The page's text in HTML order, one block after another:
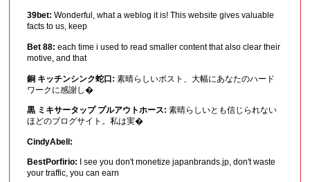
39bet: Wonderful, what a weblog it is! This website gives valuable
facts to us, keep
Bet 88: each time i used to read smaller content that also clear their
motive, and that
銅 キッチンシンク蛇口: 素晴らしいポスト、大幅にあなたのハード
ワークに感謝し�
黒 ミキサータップ プルアウトホース: 素晴らしいとも信じられない
ほどのブログサイト。私は実�
CindyAbell:
BestPorfirio:
I see you don't monetize japanbrands.jp, don't waste
your traffic, you can earn